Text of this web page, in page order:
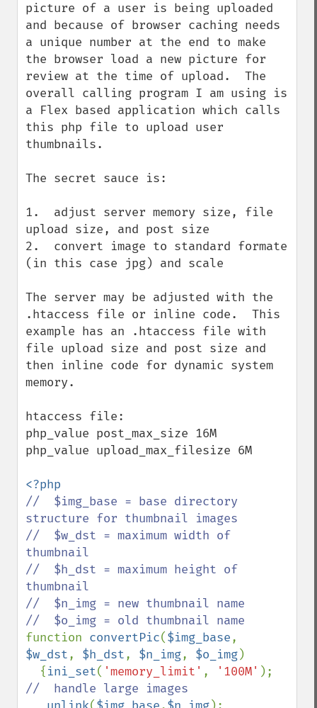
picture of a user is being uploaded
and because of browser caching needs
a unique number at the end to make
the browser load a new picture for
review at the time of upload.  The
overall calling program I am using is
a Flex based application which calls
this php file to upload user
thumbnails.
The secret sauce is:
1.  adjust server memory size, file
upload size, and post size
2.  convert image to standard formate
(in this case jpg) and scale
The server may be adjusted with the
.htaccess file or inline code.  This
example has an .htaccess file with
file upload size and post size and
then inline code for dynamic system
memory.
htaccess file:
php_value post_max_size 16M
php_value upload_max_filesize 6M
//  $img_base = base directory
structure for thumbnail images
//  $w_dst = maximum width of
thumbnail
//  $h_dst = maximum height of
thumbnail
//  $n_img = new thumbnail name
function convertPic($img_base
$w_dst, $h_dst, $n_img, $o_img)
  {
ini_set( 'memory_limit' , '100M'
//  handle large images